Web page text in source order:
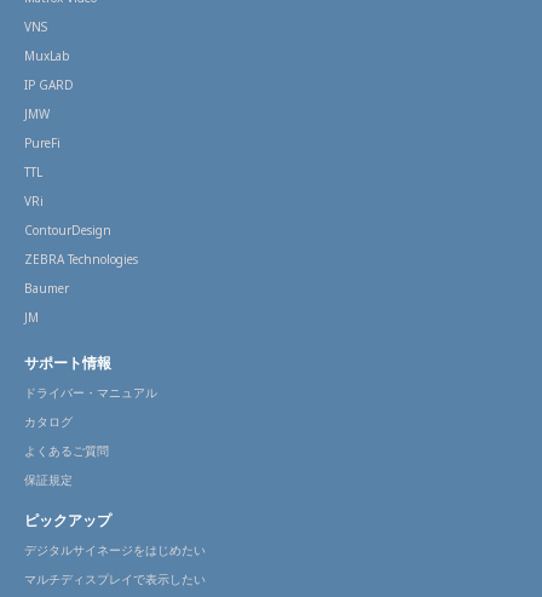
VNS
MuxLab
IP GARD
JMW
PureFi
TTL
VRi
ContourDesign
ZEBRA Technologies
Baumer
JM
サポート情報
ドライバー・マニュアル
カタログ
よくあるご質問
保証規定
ピックアップ
デジタルサイネージをはじめたい
マルチディスプレイで表示したい